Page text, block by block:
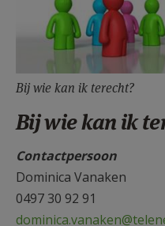
Bij wie kan ik terecht?
Bij wie kan ik
Contactpersoon
Dominica Vanaken
0497 30 92 91